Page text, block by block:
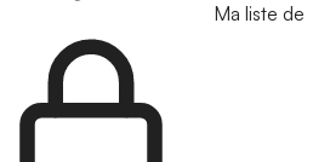
Ma liste de